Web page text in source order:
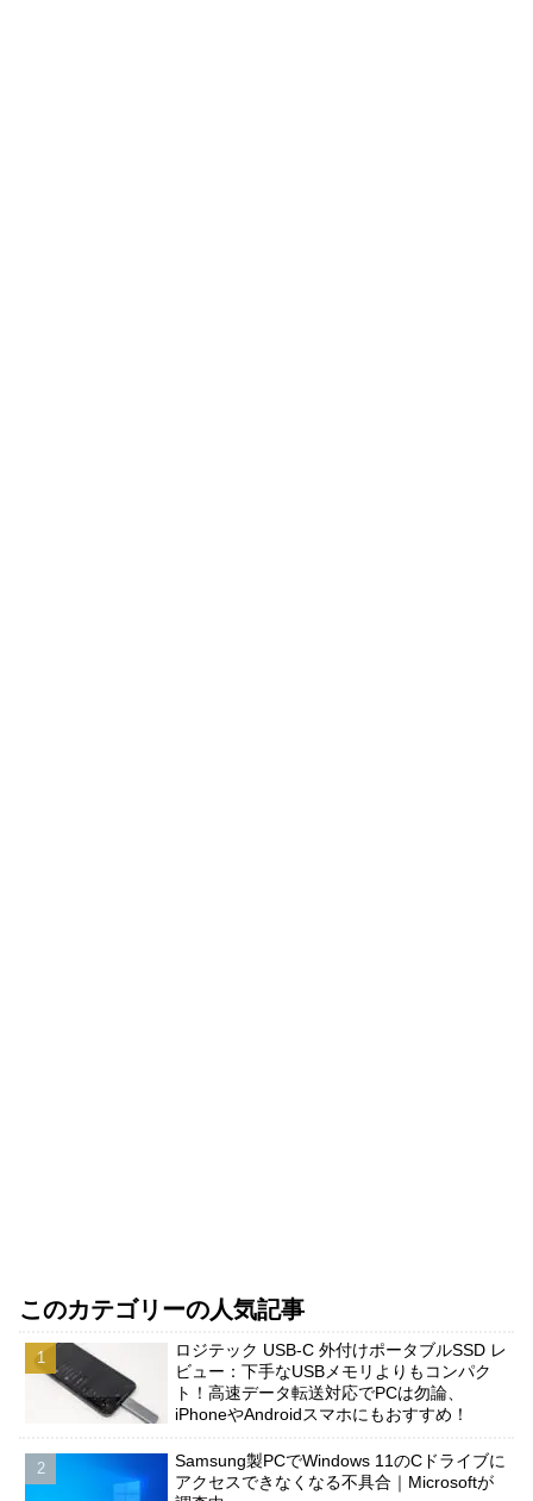
このカテゴリーの人気記事
ロジテック USB-C 外付けポータブルSSD レ
ビュー：下手なUSBメモリよりもコンパク
ト！高速データ転送対応でPCは勿論、
iPhoneやAndroidスマホにもおすすめ！
Samsung製PCでWindows 11のCドライブに
アクセスできなくなる不具合｜Microsoftが